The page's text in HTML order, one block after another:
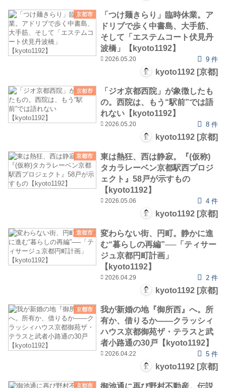
京都市
「つけ麺きらり」臨時休業。ア
ドリブで歩く中書島、大手筋、
そして「エステムコート伏見丹
波橋」【kyoto1192】
2026.05.20 9 件
kyoto1192 [京都]
京都市
「ジオ京都西院」が象徴したも
の。西院は、もう“駅前”では語
れない【kyoto1192】
2026.05.20 8 件
kyoto1192 [京都]
京都市
東は熱狂、西は静寂。『(仮称)
タカラレーベン京都駅西プロジ
ェクト』58戸が示すもの
【kyoto1192】
2026.05.06 4 件
kyoto1192 [京都]
京都市
変わらない街、円町。静かに進
む“暮らしの再編”──「ティサー
ジュ京都円町計画」
【kyoto1192】
2026.04.29 2 件
kyoto1192 [京都]
京都市
我が新婚の地『御所西』へ。所
有か、借りるか――クラッシィ
ハウス京都御苑ザ・テラスと武
者小路通の30戸【kyoto1192】
2026.04.22 5 件
kyoto1192 [京都]
京都市